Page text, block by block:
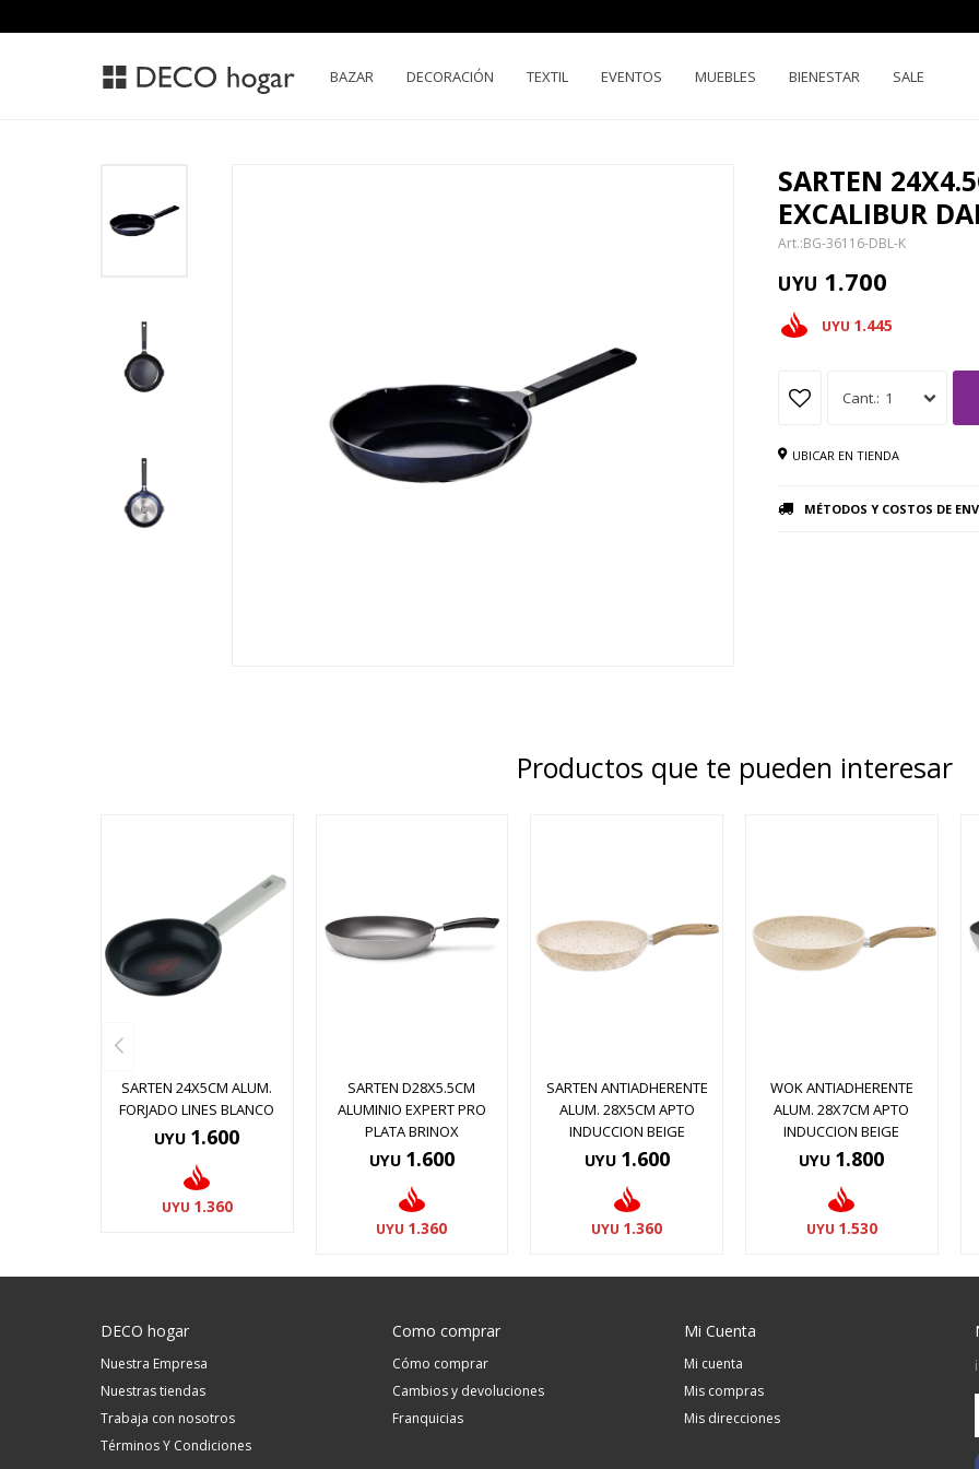
BAZAR DECORACIÓN TEXTIL EVENTOS MUEBLES BIENESTAR SALE
SARTEN
EXCALIBUR
BG-36116-DBL-K
UYU 1.700
UYU 1.445
1
UBICAR EN TIENDA
MÉTODOS Y COSTOS DE
Productos que te pueden interesar
SARTEN 24X5CM ALUM.
FORJADO LINES BLANCO
UYU 1.600
UYU 1.360
SARTEN D28X5.5CM
ALUMINIO EXPERT PRO
PLATA BRINOX
UYU 1.600
UYU 1.360
SARTEN ANTIADHERENTE
ALUM. 28X5CM APTO
INDUCCION BEIGE
UYU 1.600
UYU 1.360
WOK ANTIADHERENTE
ALUM. 28X7CM APTO
INDUCCION BEIGE
UYU 1.800
UYU 1.530
DECO hogar
Nuestra Empresa
Nuestras tiendas
Trabaja con nosotros
Términos Y Condiciones
Como comprar
Cómo comprar
Cambios y devoluciones
Franquicias
Mi Cuenta
Mi cuenta
Mis compras
Mis direcciones